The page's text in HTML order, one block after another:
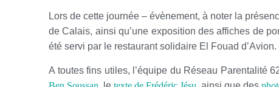
Lors de cette journée – évènement, à noter la
de Calais, ainsi qu’une exposition des affiches de
été servi par le restaurant solidaire El Fouad d’Avion.
A toutes fins utiles, l’équipe du Réseau Parentalité